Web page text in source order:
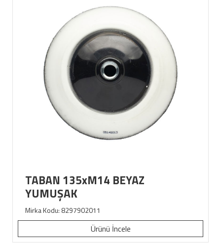
TABAN 135xM14 BEYAZ
YUMUŞAK
Mirka Kodu: 8297902011
Ürünü İncele